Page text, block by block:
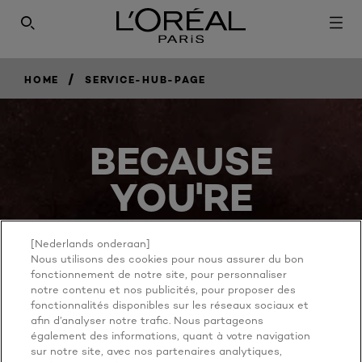
HOME / SERVICE-HUB-PAGE
BECAUSE
YOU'RE
WORTH IT
[Nederlands onderaan]
Nous utilisons des cookies pour nous assurer du bon
fonctionnement de notre site, pour personnaliser
notre contenu et nos publicités, pour proposer des
fonctionnalités disponibles sur les réseaux sociaux et
afin d’analyser notre trafic. Nous partageons
également des informations, quant à votre navigation
sur notre site, avec nos partenaires analytiques,